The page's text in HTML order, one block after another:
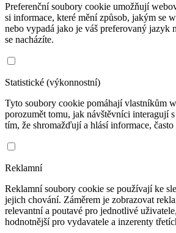
Preferenční soubory cookie umožňují
si informace, které mění způsob, jakým se
nebo vypadá jako je váš preferovaný jazyk
se nacházíte.
Statistické (výkonnostní)
Tyto soubory cookie pomáhají vlastníkům
porozumět tomu, jak návštěvníci interagují
tím, že shromažďují a hlásí informace, často
Reklamní
Reklamní soubory cookie se používají ke
jejich chování. Záměrem je zobrazovat
relevantní a poutavé pro jednotlivé
hodnotnější pro vydavatele a inzerenty